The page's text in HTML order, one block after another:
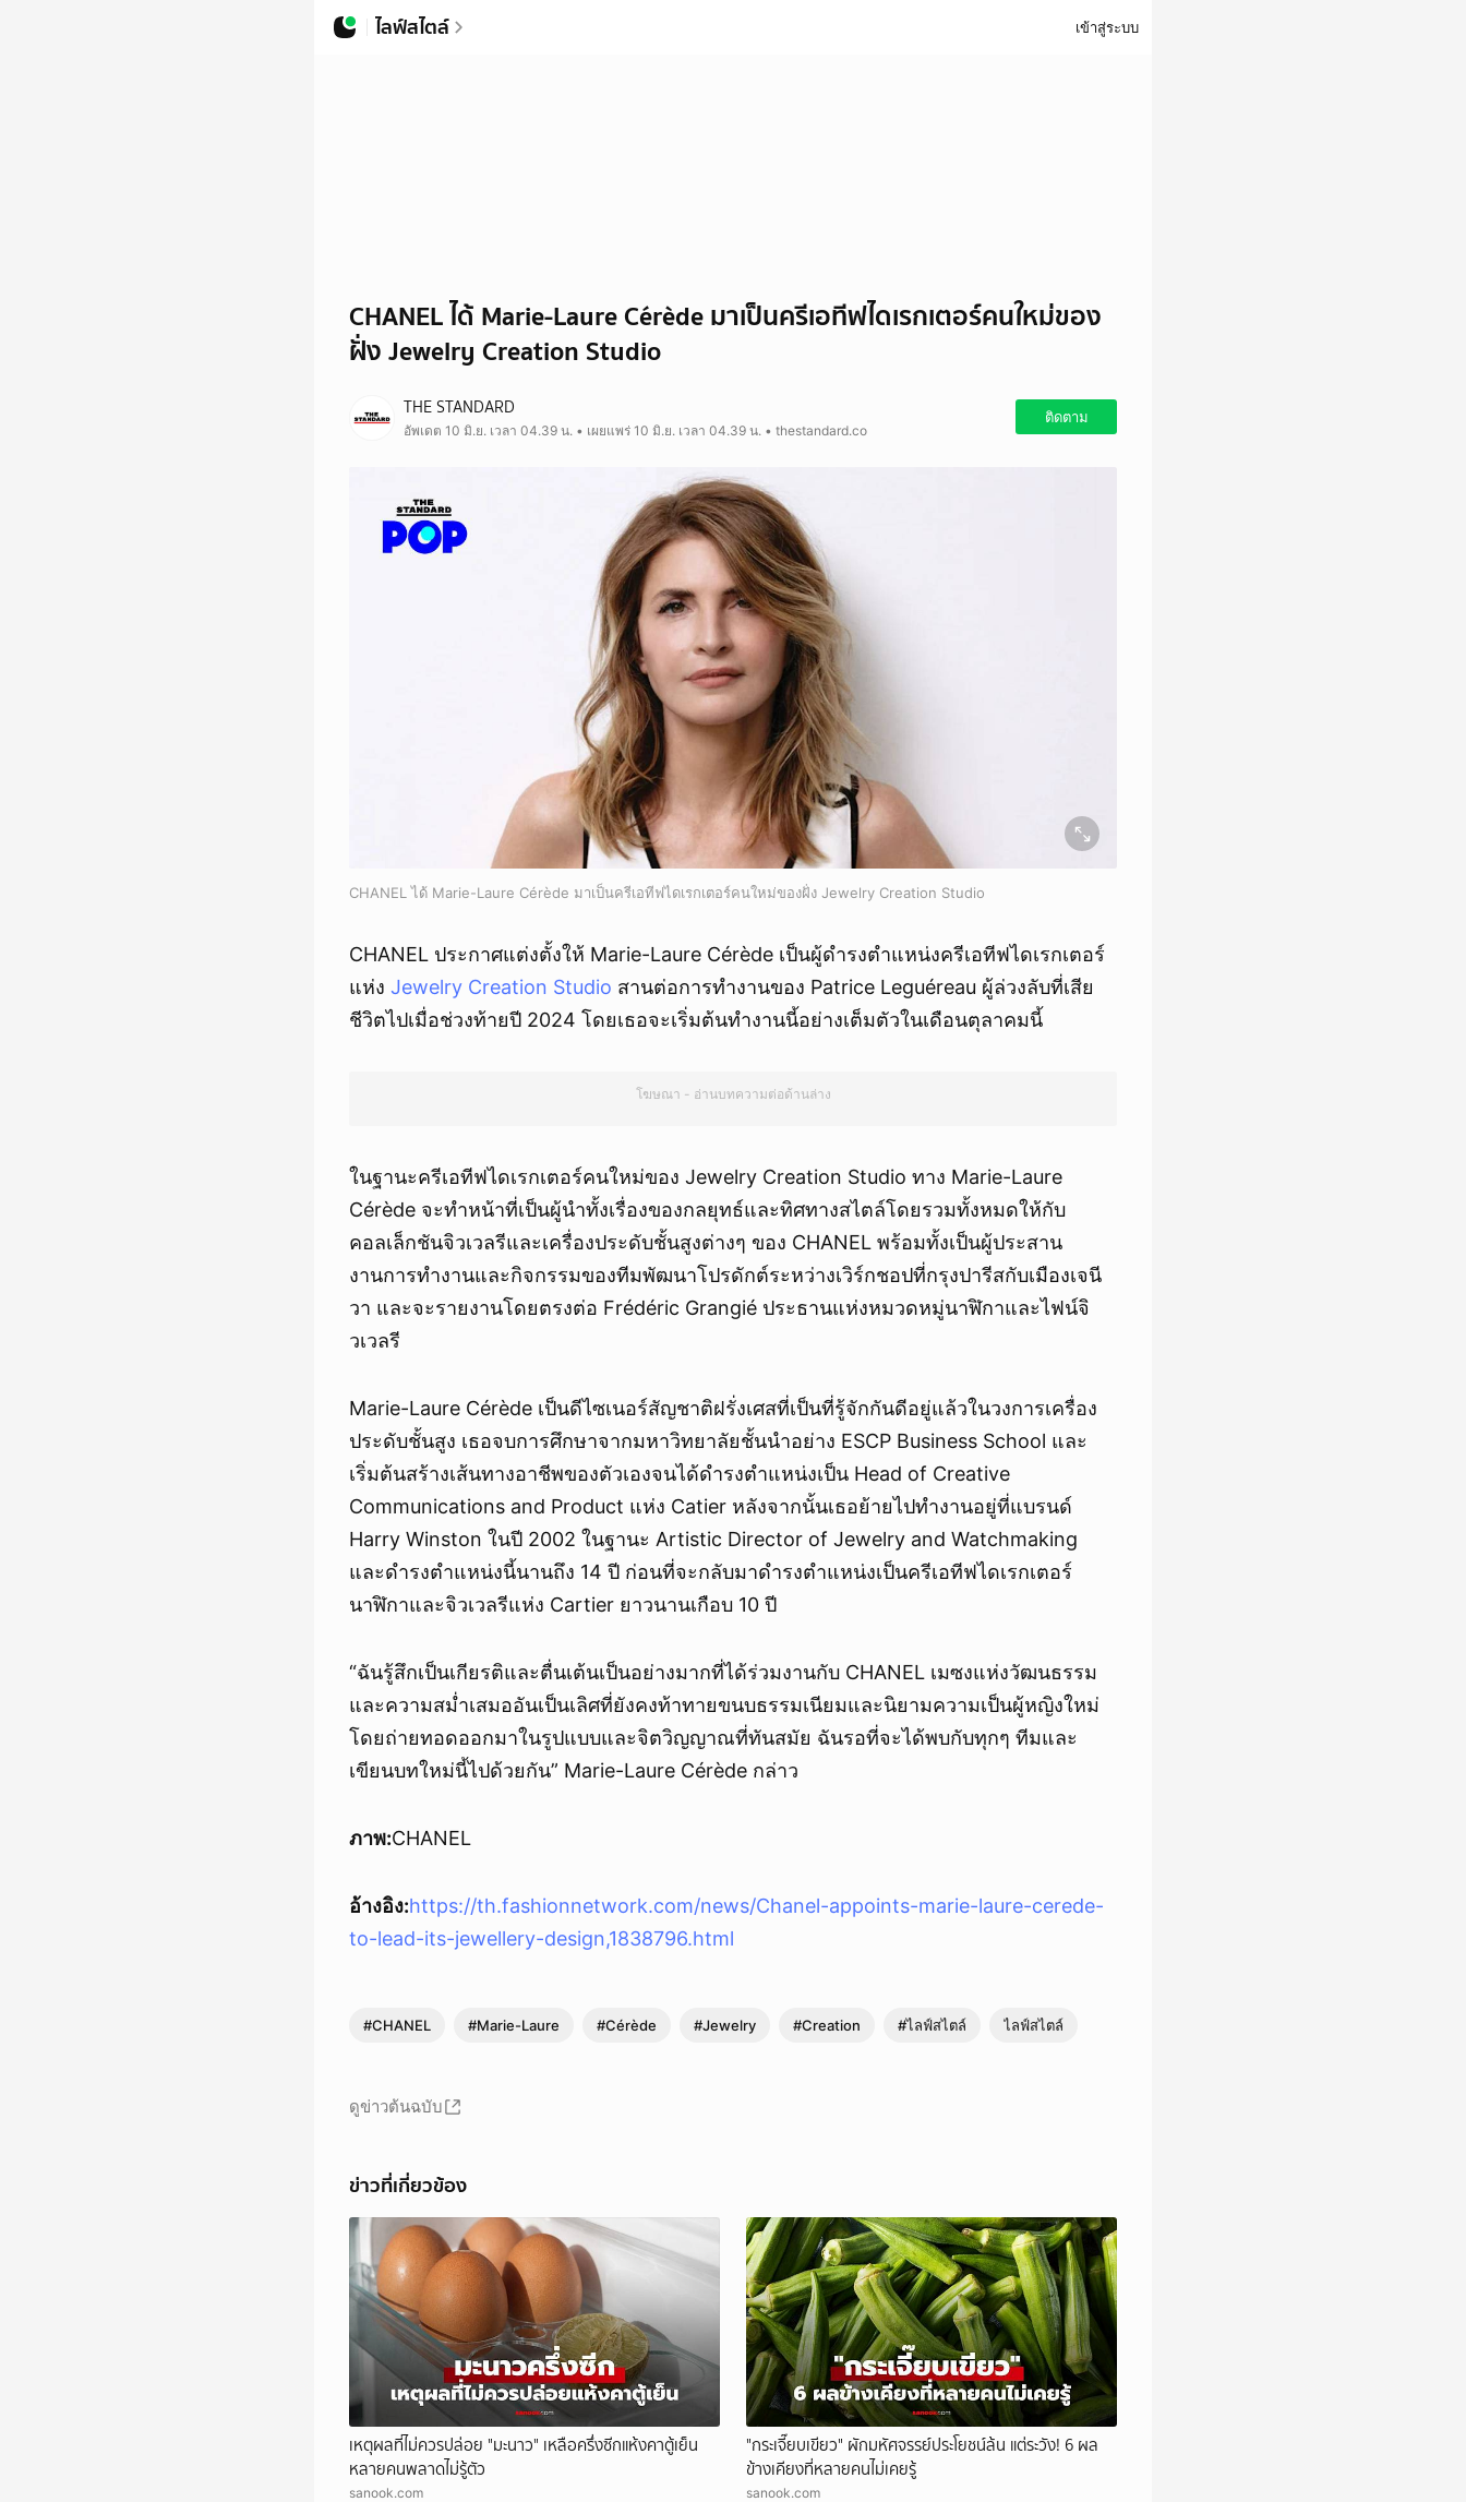
ไลฟ์สไตล์ เข้าสู่ระบบ
CHANEL ได้ Marie-Laure Cérède มาเป็นครีเอทีฟไดเรกเตอร์คนใหม่ของ
ฝั่ง Jewelry Creation Studio
THE STANDARD
อัพเดต 10 มิ.ย. เวลา 04.39 น. • เผยแพร่ 10 มิ.ย. เวลา 04.39 น. • thestandard.co
ติดตาม
CHANEL ได้ Marie-Laure Cérède มาเป็นครีเอทีฟไดเรกเตอร์คนใหม่ของฝั่ง Jewelry Creation Studio
CHANEL ประกาศแต่งตั้งให้ Marie-Laure Cérède เป็นผู้ดำรงตำแหน่งครีเอทีฟไดเรกเตอร์
แห่ง Jewelry Creation Studio สานต่อการทำงานของ Patrice Leguéreau ผู้ล่วงลับที่เสีย
ชีวิตไปเมื่อช่วงท้ายปี 2024 โดยเธอจะเริ่มต้นทำงานนี้อย่างเต็มตัวในเดือนตุลาคมนี้
โฆษณา - อ่านบทความต่อด้านล่าง
ในฐานะครีเอทีฟไดเรกเตอร์คนใหม่ของ Jewelry Creation Studio ทาง Marie-Laure
Cérède จะทำหน้าที่เป็นผู้นำทั้งเรื่องของกลยุทธ์และทิศทางสไตล์โดยรวมทั้งหมดให้กับ
คอลเล็กชันจิวเวลรีและเครื่องประดับชั้นสูงต่างๆ ของ CHANEL พร้อมทั้งเป็นผู้ประสาน
งานการทำงานและกิจกรรมของทีมพัฒนาโปรดักต์ระหว่างเวิร์กชอปที่กรุงปารีสกับเมืองเจนี
วา และจะรายงานโดยตรงต่อ Frédéric Grangié ประธานแห่งหมวดหมู่นาฬิกาและไฟน์จิ
วเวลรี
Marie-Laure Cérède เป็นดีไซเนอร์สัญชาติฝรั่งเศสที่เป็นที่รู้จักกันดีอยู่แล้วในวงการเครื่อง
ประดับชั้นสูง เธอจบการศึกษาจากมหาวิทยาลัยชั้นนำอย่าง ESCP Business School และ
เริ่มต้นสร้างเส้นทางอาชีพของตัวเองจนได้ดำรงตำแหน่งเป็น Head of Creative
Communications and Product แห่ง Catier หลังจากนั้นเธอย้ายไปทำงานอยู่ที่แบรนด์
Harry Winston ในปี 2002 ในฐานะ Artistic Director of Jewelry and Watchmaking
และดำรงตำแหน่งนี้นานถึง 14 ปี ก่อนที่จะกลับมาดำรงตำแหน่งเป็นครีเอทีฟไดเรกเตอร์
นาฬิกาและจิวเวลรีแห่ง Cartier ยาวนานเกือบ 10 ปี
“ฉันรู้สึกเป็นเกียรติและตื่นเต้นเป็นอย่างมากที่ได้ร่วมงานกับ CHANEL เมซงแห่งวัฒนธรรม
และความสม่ำเสมออันเป็นเลิศที่ยังคงท้าทายขนบธรรมเนียมและนิยามความเป็นผู้หญิงใหม่
โดยถ่ายทอดออกมาในรูปแบบและจิตวิญญาณที่ทันสมัย ฉันรอที่จะได้พบกับทุกๆ ทีมและ
เขียนบทใหม่นี้ไปด้วยกัน” Marie-Laure Cérède กล่าว
ภาพ:CHANEL
อ้างอิง:https://th.fashionnetwork.com/news/Chanel-appoints-marie-laure-cerede-
to-lead-its-jewellery-design,1838796.html
#CHANEL #Marie-Laure #Cérède #Jewelry #Creation #ไลฟ์สไตล์ ไลฟ์สไตล์
ดูข่าวต้นฉบับ
ข่าวที่เกี่ยวข้อง
เหตุผลที่ไม่ควรปล่อย "มะนาว" เหลือครึ่งซีกแห้งคาตู้เย็น
หลายคนพลาดไม่รู้ตัว
sanook.com
"กระเจี๊ยบเขียว" ผักมหัศจรรย์ประโยชน์ล้น แต่ระวัง! 6 ผล
ข้างเคียงที่หลายคนไม่เคยรู้
sanook.com